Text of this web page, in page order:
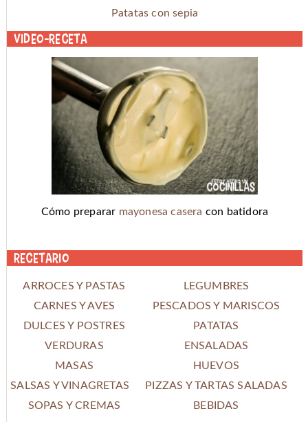
Patatas con sepia
Video-receta
Cómo preparar mayonesa casera con batidora
Recetario
ARROCES Y PASTAS
LEGUMBRES
CARNES Y AVES
PESCADOS Y MARISCOS
DULCES Y POSTRES
PATATAS
VERDURAS
ENSALADAS
MASAS
HUEVOS
SALSAS Y VINAGRETAS
PIZZAS Y TARTAS SALADAS
SOPAS Y CREMAS
BEBIDAS